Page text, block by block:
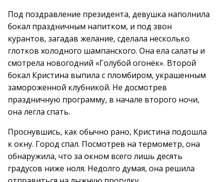
Под поздравление президента, девушка наполнила
бокал праздничным напитком, и под звон
курантов, загадав желание, сделала несколько
глотков холодного шампанского. Она ела салаты и
смотрела новогодний «Голубой огонёк». Второй
бокал Кристина выпила с пломбиром, украшенным
замороженной клубникой. Не досмотрев
праздничную программу, в начале второго ночи,
она легла спать.
Проснувшись, как обычно рано, Кристина подошла
к окну. Город спал. Посмотрев на термометр, она
обнаружила, что за окном всего лишь десять
градусов ниже ноля. Недолго думая, она решила